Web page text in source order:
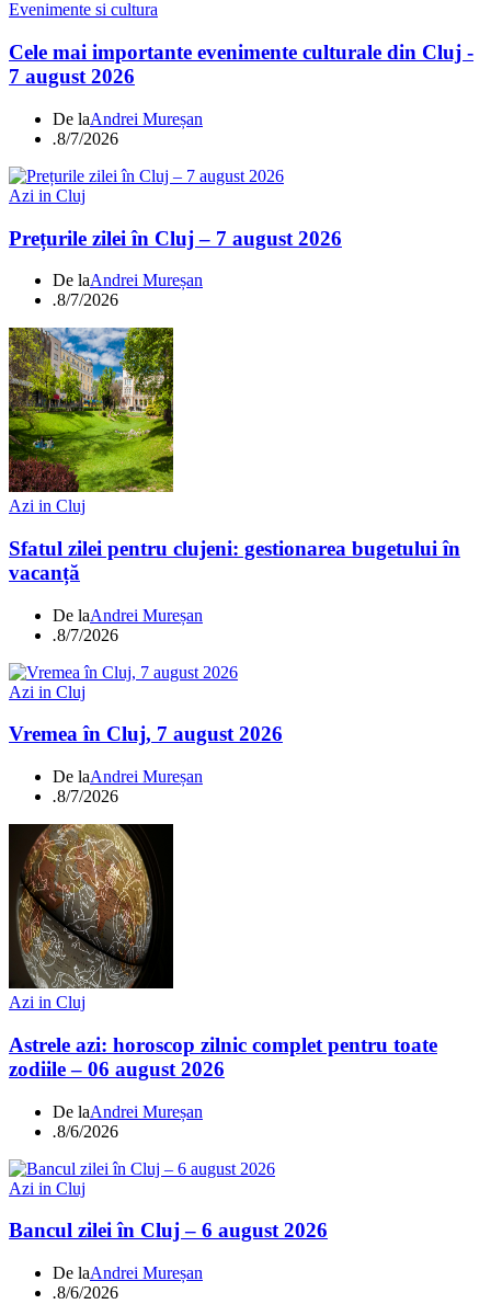
Evenimente si cultura
Cele mai importante evenimente culturale din Cluj -
7 august 2026
De laAndrei Mureșan
.8/7/2026
Azi in Cluj
Prețurile zilei în Cluj – 7 august 2026
De laAndrei Mureșan
.8/7/2026
Azi in Cluj
Sfatul zilei pentru clujeni: gestionarea bugetului în
vacanță
De laAndrei Mureșan
.8/7/2026
Azi in Cluj
Vremea în Cluj, 7 august 2026
De laAndrei Mureșan
.8/7/2026
Azi in Cluj
Astrele azi: horoscop zilnic complet pentru toate
zodiile – 06 august 2026
De laAndrei Mureșan
.8/6/2026
Azi in Cluj
Bancul zilei în Cluj – 6 august 2026
De laAndrei Mureșan
.8/6/2026